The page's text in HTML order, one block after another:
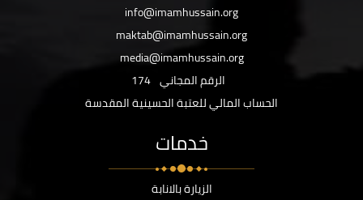
info@imamhussain.org
maktab@imamhussain.org
media@imamhussain.org
الرقم المجاني 174
الحساب المالي للعتبة الحسينية المقدسة
خدمات
الزيارة بالانابة